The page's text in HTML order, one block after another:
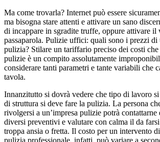
Ma come trovarla? Internet può essere
ma bisogna stare attenti e attivare un sano
di incappare in sgradite truffe, oppure attivare il
passaparola. Pulizie uffici: quali sono i prezzi di
pulizia? Stilare un tariffario preciso dei costi che
pulizie è un compito assolutamente
considerare tanti parametri e tante variabili che
tavola.
Innanzitutto si dovrà vedere che tipo di lavoro
di struttura si deve fare la pulizia. La persona
rivolgersi a un’impresa pulizie potrà contattarne
diversi preventivi e valutare con calma il da farsi
troppa ansia o fretta. Il costo per un intervento
pulizia professionale, infatti, può variare a